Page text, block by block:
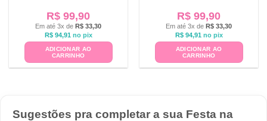
R$ 99,90
Em até 3x de R$ 33,30
R$94,91 no pix
ADICIONAR AO
CARRINHO
R$ 99,90
Em até 3x de R$ 33,30
R$94,91 no pix
ADICIONAR AO
CARRINHO
Sugestões pra completar a sua Festa na